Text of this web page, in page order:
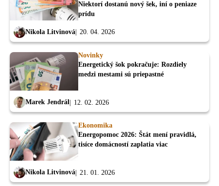
Niektorí dostanú nový šek, iní o peniaze
prídu
Nikola Litvinová 20. 04. 2026
Novinky
Energetický šok pokračuje: Rozdiely
medzi mestami sú priepastné
Marek Jendrál 12. 02. 2026
Ekonomika
Energopomoc 2026: Štát mení pravidlá,
tisíce domácností zaplatia viac
Nikola Litvinová 21. 01. 2026